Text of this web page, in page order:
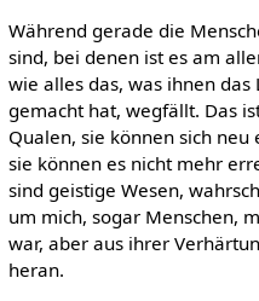
Während gerade die
sind, bei denen ist es am
wie alles das, was ihnen
gemacht hat, wegfällt. Das
Qualen, sie können sich
sie können es nicht mehr
sind geistige Wesen,
um mich, sogar Menschen,
war, aber aus ihrer
heran.